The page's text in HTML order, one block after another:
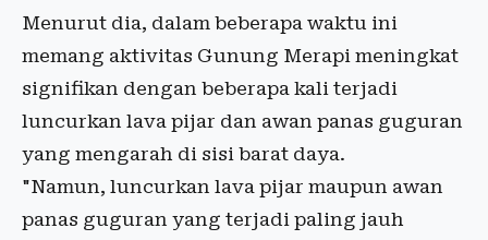
Menurut dia, dalam beberapa waktu ini
memang aktivitas Gunung Merapi meningkat
signifikan dengan beberapa kali terjadi
luncurkan lava pijar dan awan panas guguran
yang mengarah di sisi barat daya.
"Namun, luncurkan lava pijar maupun awan
panas guguran yang terjadi paling jauh